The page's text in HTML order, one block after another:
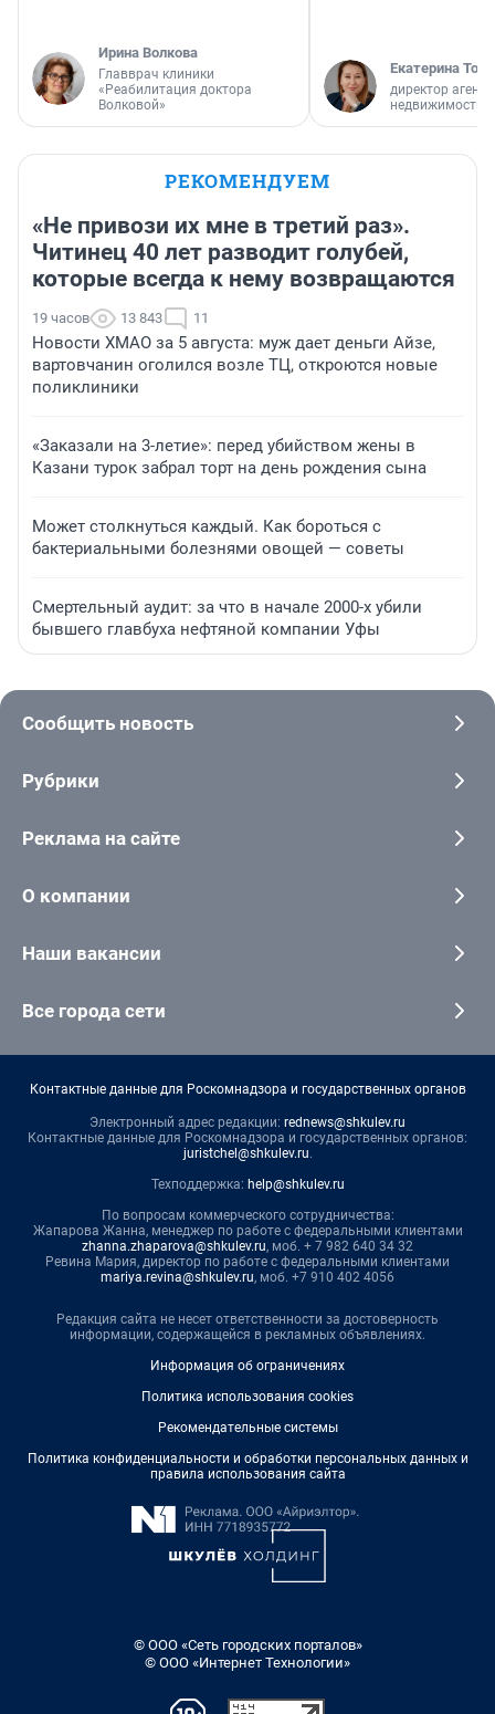
Ирина Волкова
Главврач клиники
«Реабилитация доктора
Волковой»
Екатерина
директор
недвижимости
РЕКОМЕНДУЕМ
«Не привози их мне в третий раз».
Читинец 40 лет разводит голубей,
которые всегда к нему возвращаются
19 часов 13 843 11
Новости ХМАО за 5 августа: муж дает деньги Айзе,
вартовчанин оголился возле ТЦ, откроются новые
поликлиники
«Заказали на 3-летие»: перед убийством жены в
Казани турок забрал торт на день рождения сына
Может столкнуться каждый. Как бороться с
бактериальными болезнями овощей — советы
Смертельный аудит: за что в начале 2000-х убили
бывшего главбуха нефтяной компании Уфы
Сообщить новость
Рубрики
Реклама на сайте
О компании
Наши вакансии
Все города сети
Контактные данные для Роскомнадзора и государственных органов
Электронный адрес редакции: rednews@shkulev.ru
Контактные данные для Роскомнадзора и государственных органов:
juristchel@shkulev.ru.
Техподдержка: help@shkulev.ru
По вопросам коммерческого сотрудничества:
Жапарова Жанна, менеджер по работе с федеральными клиентами
zhanna.zhaparova@shkulev.ru, моб. + 7 982 640 34 32
Ревина Мария, директор по работе с федеральными клиентами
mariya.revina@shkulev.ru, моб. +7 910 402 4056
Редакция сайта не несет ответственности за достоверность
информации, содержащейся в рекламных объявлениях.
Информация об ограничениях
Политика использования cookies
Рекомендательные системы
Политика конфиденциальности и обработки персональных данных и
правила использования сайта
© ООО «Сеть городских порталов»
© ООО «Интернет Технологии»